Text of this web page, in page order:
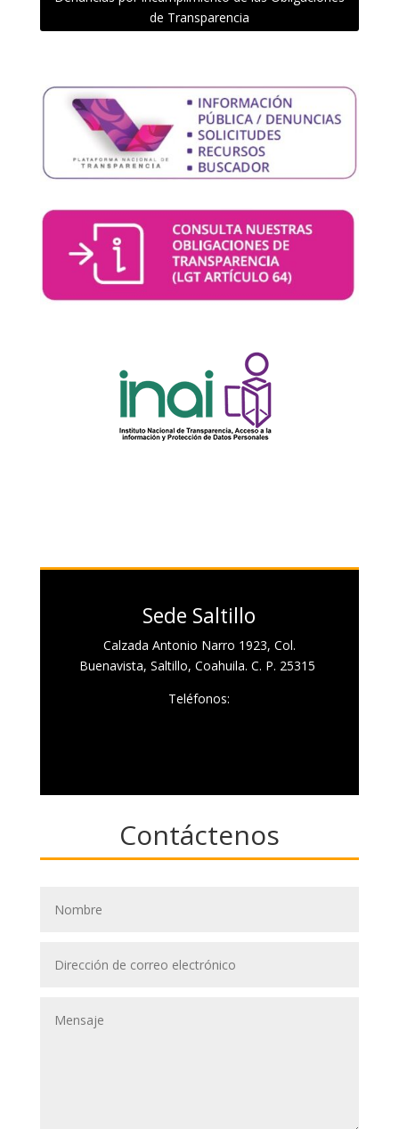
de Transparencia
Sede Saltillo
Calzada Antonio Narro 1923, Col.
Buenavista, Saltillo, Coahuila. C. P. 25315
Teléfonos:
Contáctenos